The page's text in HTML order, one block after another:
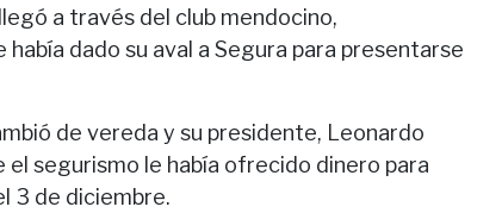
a través del club mendocino,
dado su aval a Segura para presentarse
de vereda y su presidente, Leonardo
el segurismo le había ofrecido dinero para
3 de diciembre.